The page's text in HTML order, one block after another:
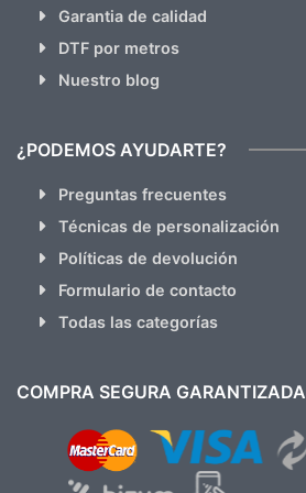
Garantia de calidad
DTF por metros
Nuestro blog
¿PODEMOS AYUDARTE?
Preguntas frecuentes
Técnicas de personalización
Políticas de devolución
Formulario de contacto
Todas las categorías
COMPRA SEGURA GARANTIZADA